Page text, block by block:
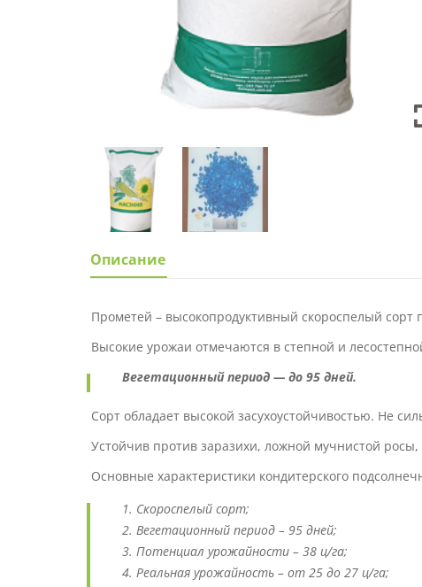
Описание
Прометей – высокопродуктивный скороспелый сорт
Высокие урожаи отмечаются в степной и
Вегетационный период — до 95 дней.
Сорт обладает высокой засухоустойчивостью. Не
Устойчив против заразихи, ложной мучнистой
Основные характеристики кондитерского
Скороспелый сорт;
Вегетационный период – 95 дней;
Потенциал урожайности – 38 ц/га;
Реальная урожайность – от 25 до 27 ц/га;